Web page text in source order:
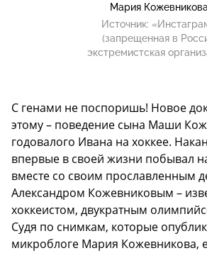
Мария Кожевникова
Источник:
(запрещенная в
экстремистская
С генами не поспоришь! Новое
этому – поведение сына Маши
годовалого Ивана на хоккее.
впервые в своей жизни побывал
вместе со своим прославленным
Александром Кожевниковым –
хоккеистом, двукратным
Судя по снимкам, которые
микроблоге Мария Кожевникова,